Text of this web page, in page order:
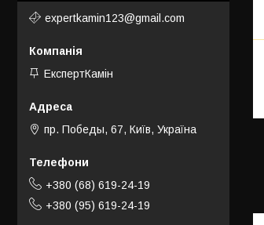
expertkamin123@gmail.com
ЕкспертКамін
пр. Победы, 67, Київ, Україна
+380 (68) 619-24-19
+380 (95) 619-24-19